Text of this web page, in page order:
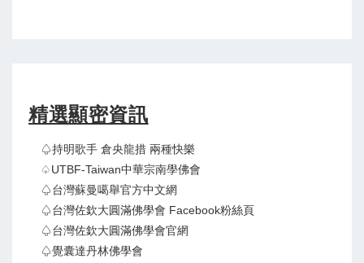
精選顯密資訊
♤持明歌手 倉央龍措 兩種快樂
♤UTBF-Taiwan中華宗南學佛會
♤台灣蘇曼噶舉官方中文網
♤台灣佐欽大圓滿佛學會 Facebook粉絲頁
♤台灣佐欽大圓滿佛學會官網
♤覺囊達丹林佛學會